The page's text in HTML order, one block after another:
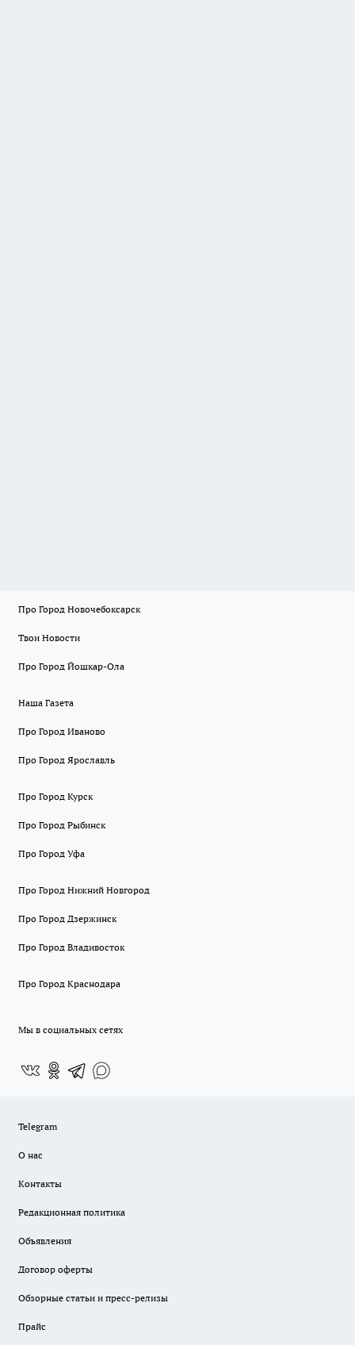
Про Город Новочебоксарск
Твои Новости
Про Город Йошкар-Ола
Наша Газета
Про Город Иваново
Про Город Ярославль
Про Город Курск
Про Город Рыбинск
Про Город Уфа
Про Город Нижний Новгород
Про Город Дзержинск
Про Город Владивосток
Про Город Краснодара
Мы в социальных сетях
Telegram
О нас
Контакты
Редакционная политика
Объявления
Договор оферты
Обзорные статьи и пресс-релизы
Прайс